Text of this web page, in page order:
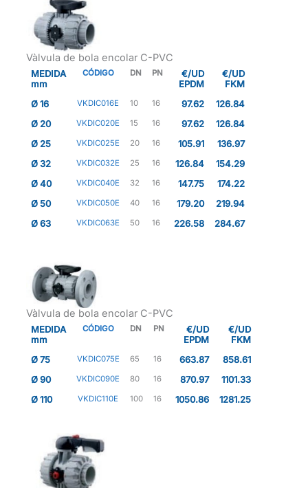
Vàlvula de bola encolar C-PVC
MEDIDA
mm
CÓDIGO DN PN
€/UD
EPDM
€/UD
FKM
Ø 16
VKDIC016E 10 16 97.62
126.84
Ø 20
VKDIC020E 15 16 97.62
126.84
Ø 25
VKDIC025E 20 16 105.91
136.97
Ø 32
VKDIC032E 25 16 126.84
154.29
Ø 40
VKDIC040E 32 16 147.75
174.22
Ø 50
VKDIC050E 40 16 179.20
219.94
Ø 63
VKDIC063E 50 16 226.58 284.67
Vàlvula de bola encolar C-PVC
MEDIDA
mm
CÓDIGO DN PN
€/UD
EPDM
€/UD
FKM
Ø 75
VKDIC075E 65 16 663.87
858.61
Ø 90
VKDIC090E 80 16 870.97
1101.33
Ø 110
VKDIC110E 100 16 1050.86 1281.25